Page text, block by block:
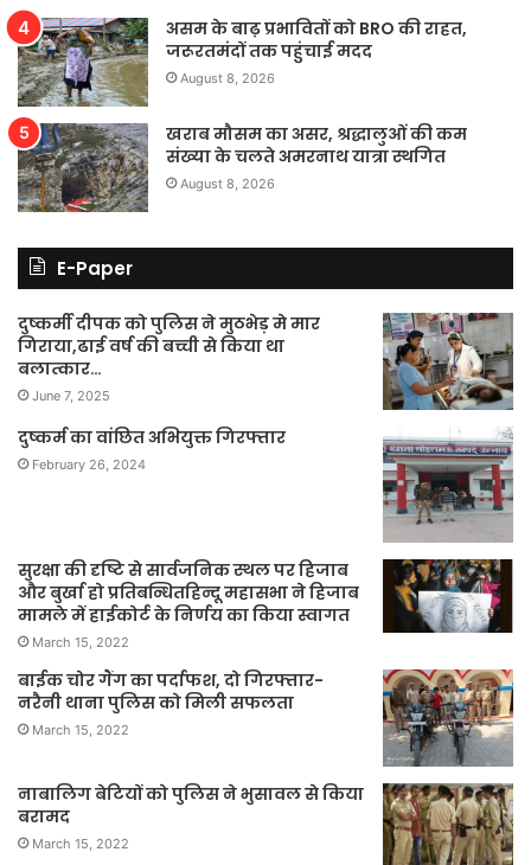
असम के बाढ़ प्रभावितों को BRO की राहत,
जरूरतमंदों तक पहुंचाई मदद
August 8, 2026
खराब मौसम का असर, श्रद्धालुओं की कम
संख्या के चलते अमरनाथ यात्रा स्थगित
August 8, 2026
E-Paper
दुष्कर्मी दीपक को पुलिस ने मुठभेड़ मे मार
गिराया,ढाई वर्ष की बच्ची से किया था
बलात्कार…
June 7, 2025
दुष्कर्म का वांछित अभियुक्त गिरफ्तार
February 26, 2024
सुरक्षा की दृष्टि से सार्वजनिक स्थल पर हिजाब
और बुर्खा हो प्रतिबन्धितहिन्दू महासभा ने हिजाब
मामले में हाईकोर्ट के निर्णय का किया स्वागत
March 15, 2022
बाईक चोर गैंग का पर्दाफश, दो गिरफ्तार-
नरैनी थाना पुलिस को मिली सफलता
March 15, 2022
नाबालिग बेटियों को पुलिस ने भुसावल से किया
बरामद
March 15, 2022